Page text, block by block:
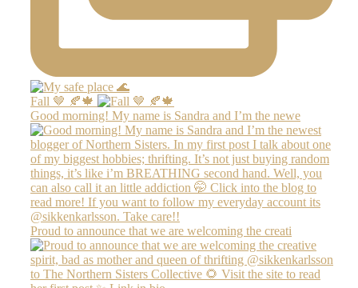
Fall 🤎 🍂🍁
Good morning! My name is Sandra and I’m the newe
Proud to announce that we are welcoming the creati